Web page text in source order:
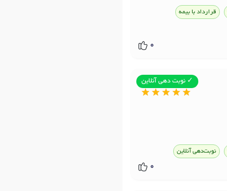
قرارداد با بیمه
0
✓ نوبت دهی آنلاین
نوبت‌دهی آنلاین
0